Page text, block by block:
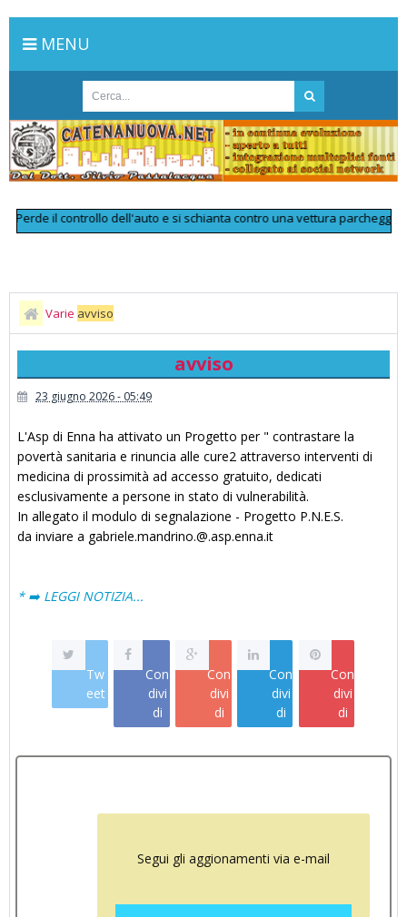
MENU
il controllo dell'auto e si schianta contro una vettura parcheggiata:
Varie avviso
avviso
23 giugno 2026 - 05:49
L'Asp di Enna ha attivato un Progetto per " contrastare la
povertà sanitaria e rinuncia alle cure2 attraverso interventi di
medicina di prossimità ad accesso gratuito, dedicati
esclusivamente a persone in stato di vulnerabilità.
In allegato il modulo di segnalazione - Progetto P.N.E.S.
da inviare a gabriele.mandrino.@.asp.enna.it
* ➡️ LEGGI NOTIZIA...
Tw
eet
Con
divi
di
Con
divi
di
Con
divi
di
Con
divi
di
Segui gli aggionamenti via e-mail